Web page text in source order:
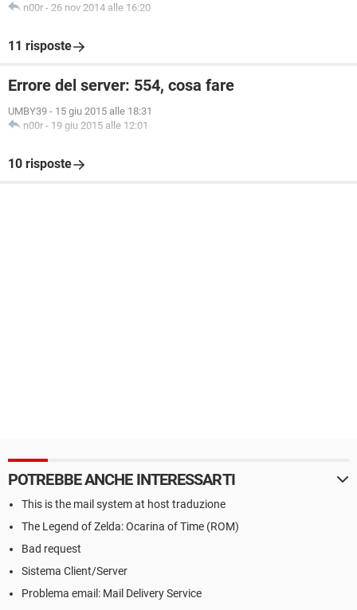
n00r - 26 nov 2014 alle 16:20
11 risposte
Errore del server: 554, cosa fare
UMBY39 - 15 giu 2015 alle 18:31
n00r - 19 giu 2015 alle 12:01
10 risposte
POTREBBE ANCHE INTERESSARTI
This is the mail system at host traduzione
The Legend of Zelda: Ocarina of Time (ROM)
Bad request
Sistema Client/Server
Problema email: Mail Delivery Service